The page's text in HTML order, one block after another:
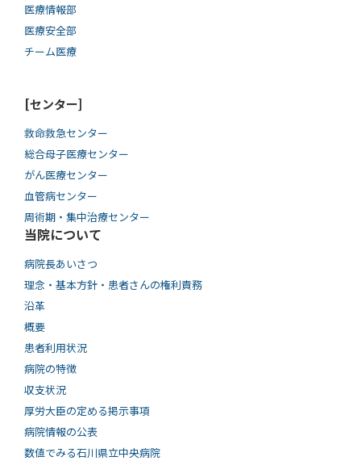
医療情報部
医療安全部
チーム医療
[センター]
救命救急センター
総合母子医療センター
がん医療センター
血管病センター
周術期・集中治療センター
当院について
病院長あいさつ
理念・基本方針・患者さんの権利責務
沿革
概要
患者利用状況
病院の特徴
収支状況
厚労大臣の定める掲示事項
病院情報の公表
数値でみる石川県立中央病院